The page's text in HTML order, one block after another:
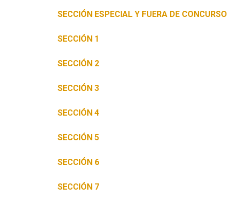
SECCIÓN ESPECIAL Y FUERA DE CONCURSO
SECCIÓN 1
SECCIÓN 2
SECCIÓN 3
SECCIÓN 4
SECCIÓN 5
SECCIÓN 6
SECCIÓN 7